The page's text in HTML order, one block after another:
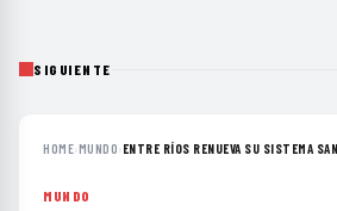
SIGUIENTE
HOME›MUNDO› ENTRE RÍOS RENUEVA SU SISTEMA
MUNDO